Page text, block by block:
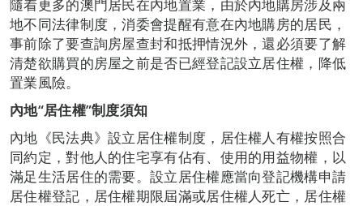
隨着更多的澳門居民在內地置業，由於內地購房涉及兩
地不同法律制度，消委會提醒有意在內地購房的居民，
事前除了要查詢房屋查封和抵押情況外，還必須要了解
清楚欲購買的房屋之前是否已經登記設立居住權，降低
置業風險。
內地“居住權”制度須知
內地《民法典》設立居住權制度，居住權人有權按照合
同約定，對他人的住宅享有佔有、使用的用益物權，以
滿足生活居住的需要。設立居住權應當向登記機構申請
居住權登記，居住權期限屆滿或居住權人死亡，居住權